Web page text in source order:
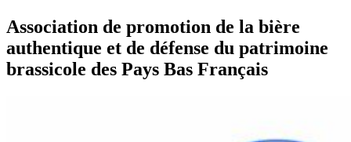
Association de promotion de la bière
authentique et de défense du patrimoine
brassicole des Pays Bas Français